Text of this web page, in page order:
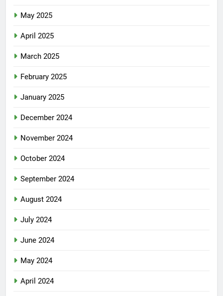
May 2025
April 2025
March 2025
February 2025
January 2025
December 2024
November 2024
October 2024
September 2024
August 2024
July 2024
June 2024
May 2024
April 2024